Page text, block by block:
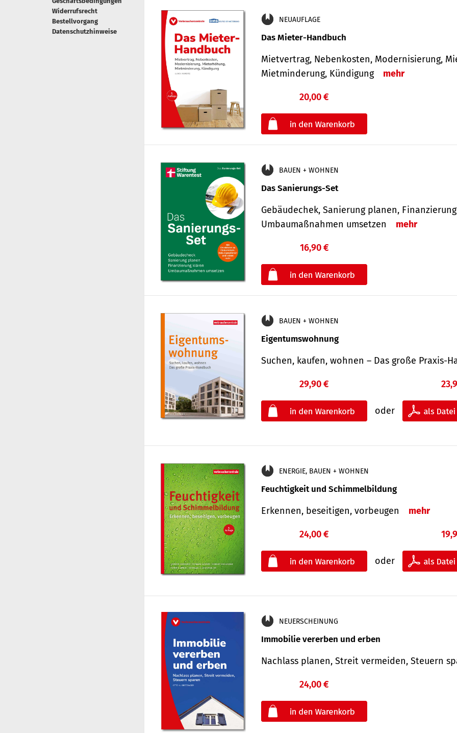
Widerrufsrecht
Bestellvorgang
Datenschutzhinweise
NEUAUFLAGE
Das Mieter-Handbuch
Mietvertrag, Nebenkosten, Modernisierung,
Mietminderung, Kündigung
mehr
20,00 €
BAUEN + WOHNEN
Das Sanierungs-Set
Gebäudechek, Sanierung planen,
Umbaumaßnahmen umsetzen
mehr
16,90 €
BAUEN + WOHNEN
Eigentumswohnung
Suchen, kaufen, wohnen – Das große Praxis-
29,90 €
oder
ENERGIE, BAUEN + WOHNEN
Feuchtigkeit und Schimmelbildung
Erkennen, beseitigen, vorbeugen mehr
24,00 €
oder
NEUERSCHEINUNG
Immobilie vererben und erben
Nachlass planen, Streit vermeiden, Steuern
24,00 €